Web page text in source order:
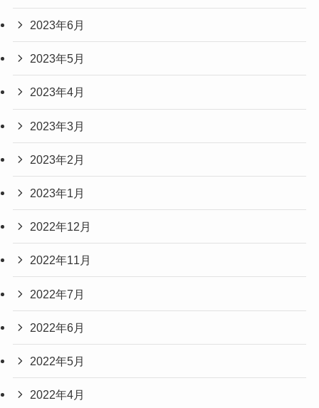
2023年6月
2023年5月
2023年4月
2023年3月
2023年2月
2023年1月
2022年12月
2022年11月
2022年7月
2022年6月
2022年5月
2022年4月